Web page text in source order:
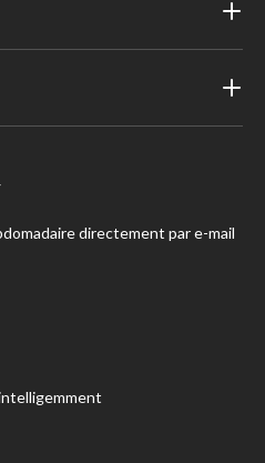
directement par e-mail